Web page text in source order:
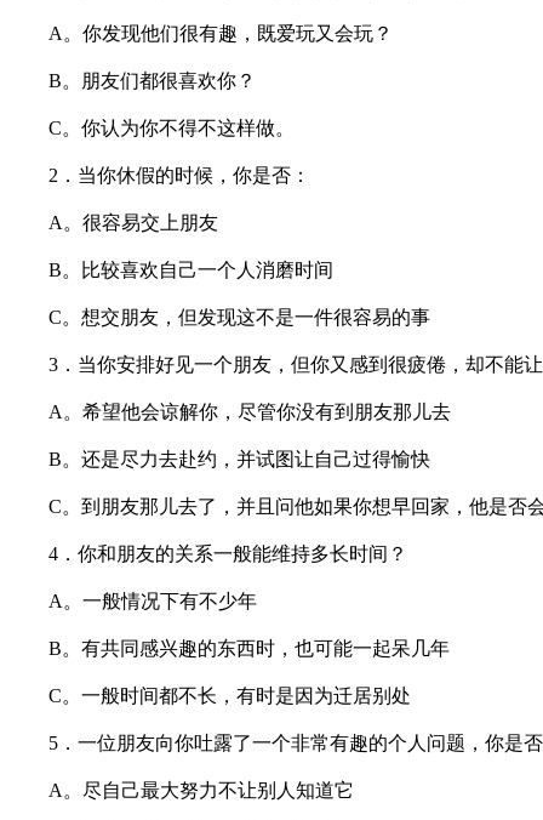
A。你发现他们很有趣，既爱玩又会玩？
B。朋友们都很喜欢你？
C。你认为你不得不这样做。
2．当你休假的时候，你是否：
A。很容易交上朋友
B。比较喜欢自己一个人消磨时间
C。想交朋友，但发现这不是一件很容易的事
3．当你安排好见一个朋友，但你又感到很疲倦，却不能让
A。希望他会谅解你，尽管你没有到朋友那儿去
B。还是尽力去赴约，并试图让自己过得愉快
C。到朋友那儿去了，并且问他如果你想早回家，他是否
4．你和朋友的关系一般能维持多长时间？
A。一般情况下有不少年
B。有共同感兴趣的东西时，也可能一起呆几年
C。一般时间都不长，有时是因为迁居别处
5．一位朋友向你吐露了一个非常有趣的个人问题，你是否
A。尽自己最大努力不让别人知道它